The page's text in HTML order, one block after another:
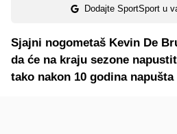
Dodajte SportSport u
Sjajni nogometaš Kevin De
da će na kraju sezone
tako nakon 10 godina napušta